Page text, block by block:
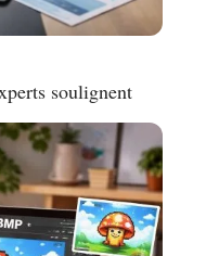
soulignent